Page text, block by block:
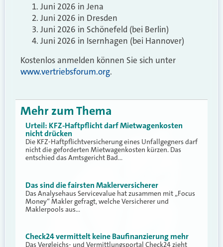
Juni 2026 in Jena
Juni 2026 in Dresden
Juni 2026 in Schönefeld (bei Berlin)
Juni 2026 in Isernhagen (bei Hannover)
Kostenlos anmelden können Sie sich unter
www.vertriebsforum.org.
Mehr zum Thema
Urteil: KFZ-Haftpflicht darf Mietwagenkosten
nicht drücken
Die KFZ-Haftpflichtversicherung eines Unfallgegners darf
nicht die geforderten Mietwagenkosten kürzen. Das
entschied das Amtsgericht Bad…
Das sind die fairsten Maklerversicherer
Das Analysehaus Servicevalue hat zusammen mit „Focus
Money“ Makler gefragt, welche Versicherer und
Maklerpools aus…
Check24 vermittelt keine Baufinanzierung mehr
Das Vergleichs- und Vermittlungsportal Check24 zieht